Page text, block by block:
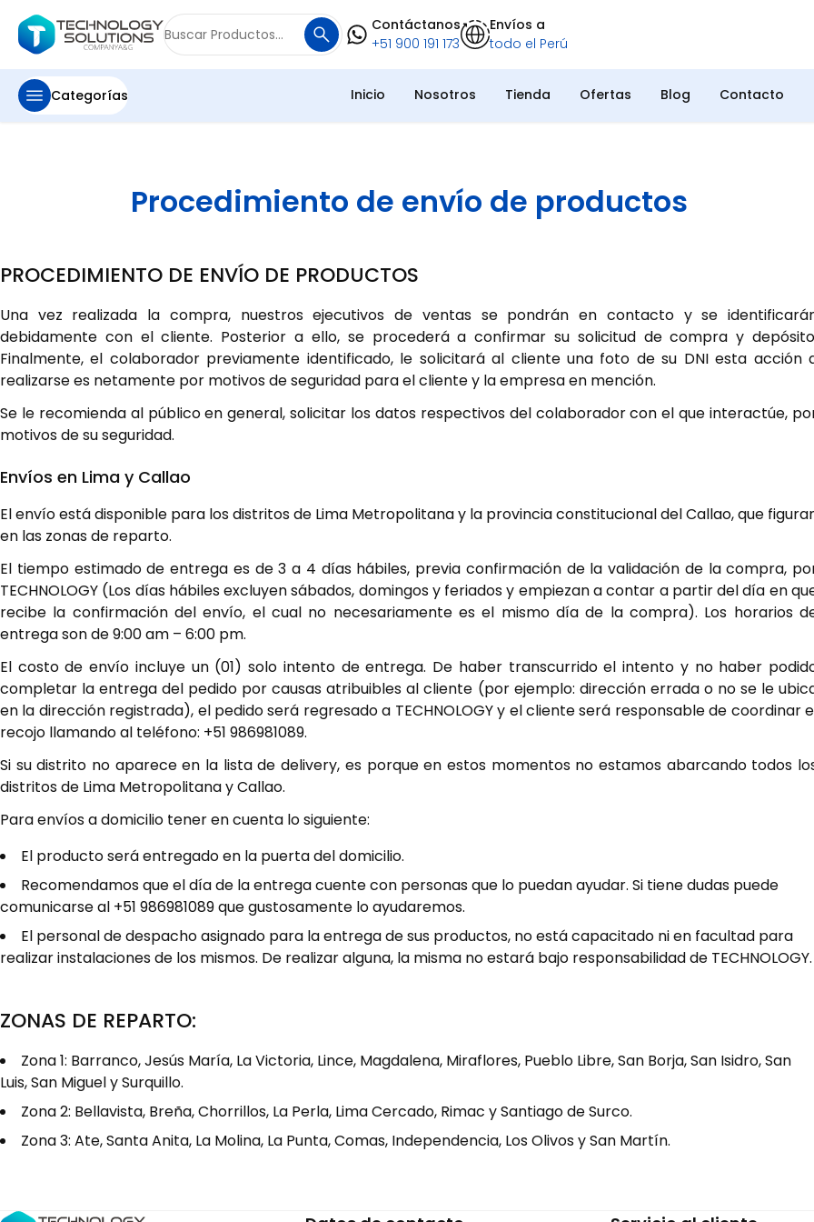
Buscar
por:
Contáctanos
+51 900 191 173
Envíos a
todo el Perú
Categorías Inicio Nosotros Tienda Ofertas Blog Contacto
Procedimiento de envío de productos
PROCEDIMIENTO DE ENVÍO DE PRODUCTOS
Una vez realizada la compra, nuestros ejecutivos de ventas se pondrán en contacto y se
debidamente con el cliente. Posterior a ello, se procederá a confirmar su solicitud de compra y
Finalmente, el colaborador previamente identificado, le solicitará al cliente una foto de su DNI esta acción
realizarse es netamente por motivos de seguridad para el cliente y la empresa en mención.
Se le recomienda al público en general, solicitar los datos respectivos del colaborador con el que interactúe,
motivos de su seguridad.
Envíos en Lima y Callao
El envío está disponible para los distritos de Lima Metropolitana y la provincia constitucional del Callao, que
en las zonas de reparto.
El tiempo estimado de entrega es de 3 a 4 días hábiles, previa confirmación de la validación de la compra,
TECHNOLOGY (Los días hábiles excluyen sábados, domingos y feriados y empiezan a contar a partir del día en
recibe la confirmación del envío, el cual no necesariamente es el mismo día de la compra). Los horarios
entrega son de 9:00 am – 6:00 pm.
El costo de envío incluye un (01) solo intento de entrega. De haber transcurrido el intento y no haber
completar la entrega del pedido por causas atribuibles al cliente (por ejemplo: dirección errada o no se le
en la dirección registrada), el pedido será regresado a TECHNOLOGY y el cliente será responsable de coordinar
recojo llamando al teléfono: +51 986981089.
Si su distrito no aparece en la lista de delivery, es porque en estos momentos no estamos abarcando todos
distritos de Lima Metropolitana y Callao.
Para envíos a domicilio tener en cuenta lo siguiente:
El producto será entregado en la puerta del domicilio.
Recomendamos que el día de la entrega cuente con personas que lo puedan ayudar. Si tiene dudas puede
comunicarse al +51 986981089 que gustosamente lo ayudaremos.
El personal de despacho asignado para la entrega de sus productos, no está capacitado ni en facultad para
realizar instalaciones de los mismos. De realizar alguna, la misma no estará bajo responsabilidad de TECHNOLOGY.
ZONAS DE REPARTO:
Zona 1: Barranco, Jesús María, La Victoria, Lince, Magdalena, Miraflores, Pueblo Libre, San Borja, San Isidro, San
Luis, San Miguel y Surquillo.
Zona 2: Bellavista, Breña, Chorrillos, La Perla, Lima Cercado, Rimac y Santiago de Surco.
Zona 3: Ate, Santa Anita, La Molina, La Punta, Comas, Independencia, Los Olivos y San Martín.